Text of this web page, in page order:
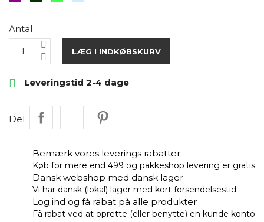
Antal
LÆG I INDKØBSKURV
 Leveringstid 2-4 dage
Del
Bemærk vores leverings rabatter:
Køb for mere end 499 og pakkeshop levering er gratis
Dansk webshop med dansk lager
Vi har dansk (lokal) lager med kort forsendelsestid
Log ind og få rabat på alle produkter
Få rabat ved at oprette (eller benytte) en kunde konto